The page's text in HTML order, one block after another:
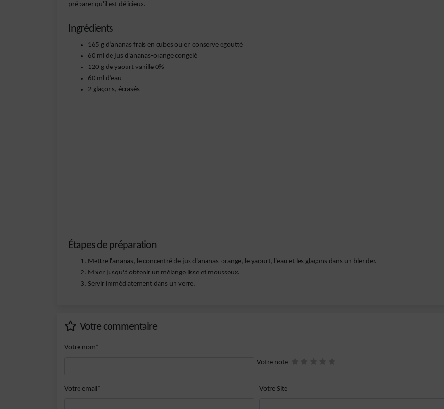
préparer qu'il est délicieux.
Ingrédients
165 g d’ananas frais en cubes ou en conserve égoutté
60 ml de jus d'ananas-orange congelé
120 g de yaourt vanille 0%
60 ml d’eau
2 glaçons, écrasés
Étapes de préparation
Mettre l'ananas, le concentré de jus d'ananas-orange, le yaourt, l'eau et les glaçons dans un blender.
Mixer jusqu'à obtenir un mélange lisse et mousseux.
Servir immédiatement dans un verre.
Votre commentaire
Votre nom*
Votre note
Votre email* Votre Site